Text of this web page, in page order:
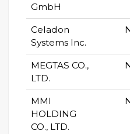
GmbH
Celadon
Systems Inc.
MEGTAS CO.,
LTD.
MMI
HOLDING
CO., LTD.